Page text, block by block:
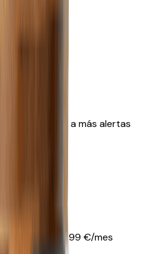
a tu gato
real
para acceder a más alertas
suscripción
y azul
a partir de 6,99 €/mes